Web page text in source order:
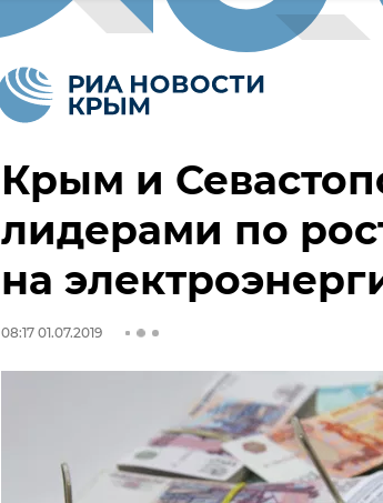
Крым и
лидерами по
на
08:17 01.07.2019